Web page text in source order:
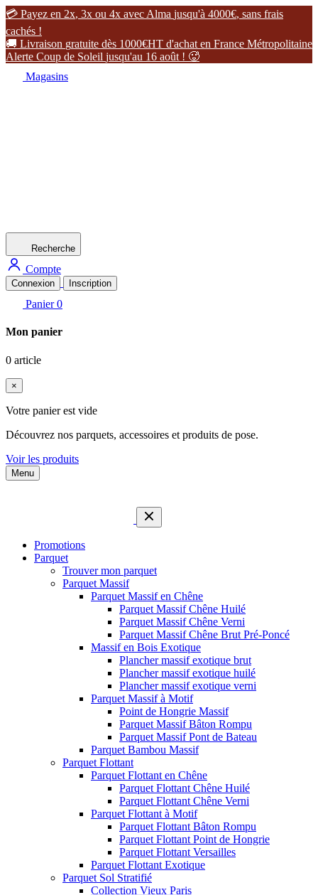
 Payez en 2x, 3x ou 4x avec Alma jusqu'à 4000€, sans frais
cachés !
 Livraison gratuite dès 1000€HT d'achat en France Métropolitaine
Alerte Coup de Soleil jusqu'au 16 août ! 
Magasins
Recherche
Compte
Connexion Inscription
Panier 0
Mon panier
0 article
×
Votre panier est vide
Découvrez nos parquets, accessoires et produits de pose.
Voir les produits
Menu
Promotions
Parquet
Trouver mon parquet
Parquet Massif
Parquet Massif en Chêne
Parquet Massif Chêne Huilé
Parquet Massif Chêne Verni
Parquet Massif Chêne Brut Pré-Poncé
Massif en Bois Exotique
Plancher massif exotique brut
Plancher massif exotique huilé
Plancher massif exotique verni
Parquet Massif à Motif
Point de Hongrie Massif
Parquet Massif Bâton Rompu
Parquet Massif Pont de Bateau
Parquet Bambou Massif
Parquet Flottant
Parquet Flottant en Chêne
Parquet Flottant Chêne Huilé
Parquet Flottant Chêne Verni
Parquet Flottant à Motif
Parquet Flottant Bâton Rompu
Parquet Flottant Point de Hongrie
Parquet Flottant Versailles
Parquet Flottant Exotique
Parquet Sol Stratifié
Collection Vieux Paris